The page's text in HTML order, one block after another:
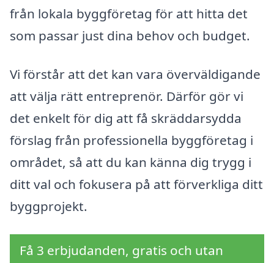
från lokala byggföretag för att hitta det
som passar just dina behov och budget.
Vi förstår att det kan vara överväldigande
att välja rätt entreprenör. Därför gör vi
det enkelt för dig att få skräddarsydda
förslag från professionella byggföretag i
området, så att du kan känna dig trygg i
ditt val och fokusera på att förverkliga ditt
byggprojekt.
Få 3 erbjudanden, gratis och utan